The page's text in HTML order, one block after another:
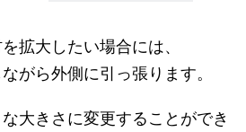
拡大したい場合には、
がら外側に引っ張ります。
大きさに変更することができ